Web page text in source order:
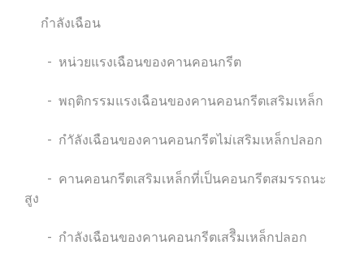
กำลังเฉือน
- หน่วยแรงเฉือนของคานคอนกรีต
- พฤติกรรมแรงเฉือนของคานคอนกรีตเสริมเหล็ก
- กำัลังเฉือนของคานคอนกรีตไม่เสริมเหล็กปลอก
- คานคอนกรีตเสริมเหล็กที่เป็นคอนกรีตสมรรถนะ
สูง
- กำลังเฉือนของคานคอนกรีตเสรีิมเหล็กปลอก